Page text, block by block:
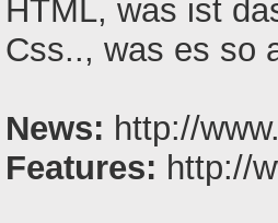
HTML, was ist
Css.., was es so
News: http://
Features: http://